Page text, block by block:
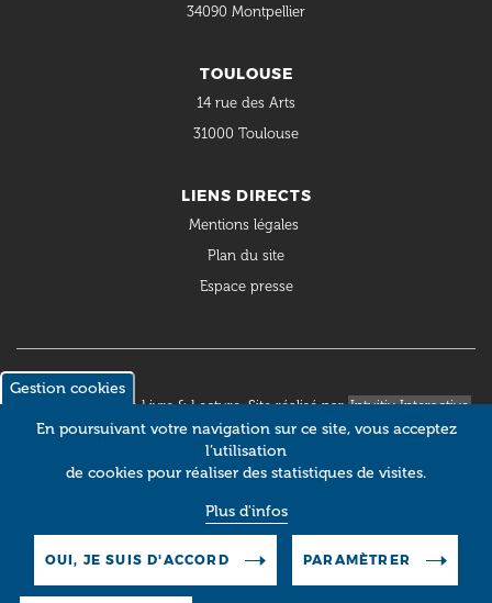
34090 Montpellier
TOULOUSE
14 rue des Arts
31000 Toulouse
LIENS DIRECTS
Mentions légales
Plan du site
Espace presse
© 2018 Occitanie Livre & Lecture. Site réalisé parIntuitiv Interactive
Gestion cookies
En poursuivant votre navigation sur ce site, vous acceptez
l’utilisation
de cookies pour réaliser des statistiques de visites.
Plus d'infos
OUI, JE SUIS D'ACCORD PARAMÈTRER